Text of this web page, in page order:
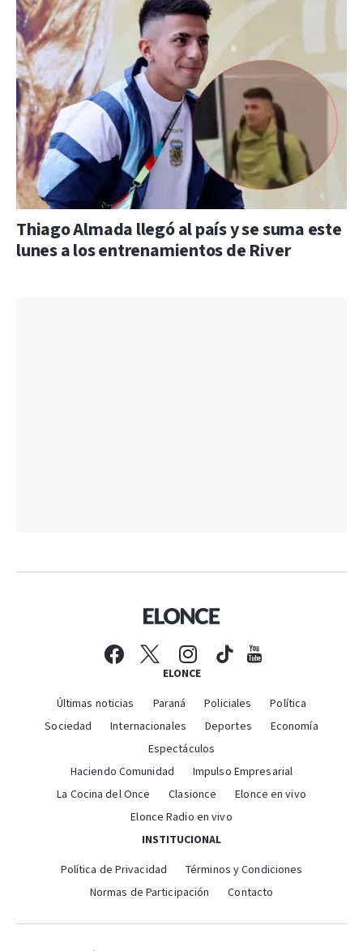
Thiago Almada llegó al país y se suma este
lunes a los entrenamientos de River
ELONCE
Últimas noticias Paraná Policiales
Política
Sociedad
Internacionales Deportes
Economía
Espectáculos
Haciendo Comunidad
Impulso Empresarial
La Cocina del Once
Clasionce
Elonce en vivo
Elonce Radio en vivo
INSTITUCIONAL
Política de Privacidad
Términos y Condiciones
Normas de Participación
Contacto